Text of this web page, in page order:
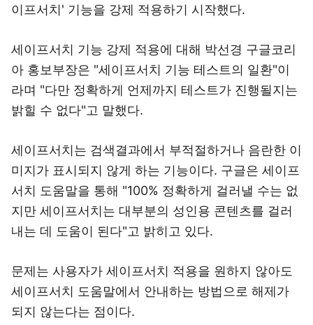
이프서치' 기능을 강제 적용하기 시작했다.
세이프서치 기능 강제 적용에 대해 박선경 구글코리
아 홍보부장은 "세이프서치 기능 테스트의 일환"이
라며 "다만 정확하게 언제까지 테스트가 진행될지는
밝힐 수 없다"고 말했다.
세이프서치는 검색결과에서 부적절하거나 음란한 이
미지가 표시되지 않게 하는 기능이다. 구글은 세이프
서치 도움말을 통해 "100% 정확하게 걸러낼 수는 없
지만 세이프서치는 대부분의 성인용 콘텐츠를 걸러
내는 데 도움이 된다"고 밝히고 있다.
문제는 사용자가 세이프서치 적용을 원하지 않아도
세이프서치 도움말에서 안내하는 방법으로 해제가
되지 않는다는 점이다.